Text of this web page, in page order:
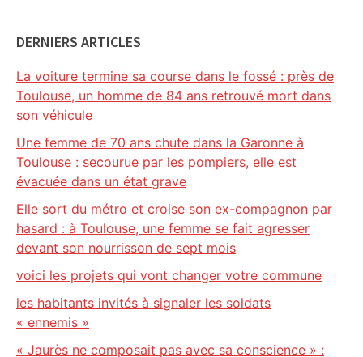
DERNIERS ARTICLES
La voiture termine sa course dans le fossé : près de
Toulouse, un homme de 84 ans retrouvé mort dans
son véhicule
Une femme de 70 ans chute dans la Garonne à
Toulouse : secourue par les pompiers, elle est
évacuée dans un état grave
Elle sort du métro et croise son ex-compagnon par
hasard : à Toulouse, une femme se fait agresser
devant son nourrisson de sept mois
voici les projets qui vont changer votre commune
les habitants invités à signaler les soldats
« ennemis »
« Jaurès ne composait pas avec sa conscience » :